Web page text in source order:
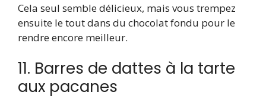
Cela seul semble délicieux, mais vous trempez
ensuite le tout dans du chocolat fondu pour le
rendre encore meilleur.
11. Barres de dattes à la tarte
aux pacanes